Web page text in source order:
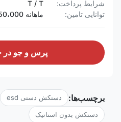
شرایط پرداخت:
T / T
توانایی تامین:
ماهانه 150،000
پرس و جو در
برچسب‌ها: دستکش دستی esd
دستکش بدون استاتیک